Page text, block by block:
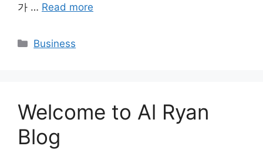
가 … Read more
Categories
Business
Welcome to Al Ryan
Blog